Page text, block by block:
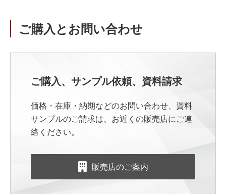
ご購入とお問い合わせ
ご購入、サンプル依頼、資料請求
価格・在庫・納期などのお問い合わせ、資料
サンプルのご請求は、お近くの販売店にご連
絡ください。
販売店のご案内